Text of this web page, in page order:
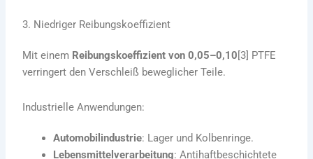
3. Niedriger Reibungskoeffizient
Mit einem Reibungskoeffizient von 0,05–0,10[3] PTFE
verringert den Verschleiß beweglicher Teile.
Industrielle Anwendungen:
Automobilindustrie: Lager und Kolbenringe.
Lebensmittelverarbeitung: Antihaftbeschichtete